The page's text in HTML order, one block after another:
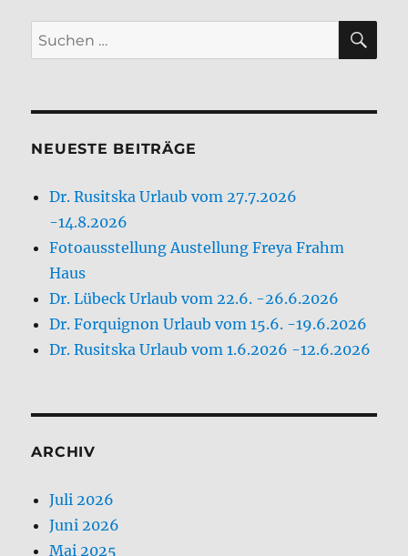
NEUESTE BEITRÄGE
-14.8.2026
Dr. Lübeck Urlaub vom 22.6. -26.6.2026
Dr. Forquignon Urlaub vom 15.6. -19.6.2026
Dr. Rusitska Urlaub vom 1.6.2026 -12.6.2026
ARCHIV
Juni 2026
März 2025
Februar 2025
Januar 2025